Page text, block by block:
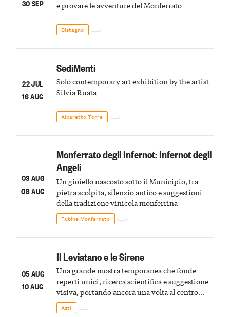
30 SEP e provare le avventure del Monferrato
Bistagno
22 JUL
16 AUG
SediMenti
Solo contemporary art exhibition by the artist
Silvia Ruata
Albaretto Torre
03 AUG
08 AUG
Monferrato degli Infernot: Infernot degli
Angeli
Un gioiello nascosto sotto il Municipio, tra
pietra scolpita, silenzio antico e suggestioni
della tradizione vinicola monferrina
Fubine Monferrato
05 AUG
10 AUG
Il Leviatano e le Sirene
Una grande mostra temporanea che fonde
reperti unici, ricerca scientifica e suggestione
visiva, portando ancora una volta al centro
della scena le meraviglie del passato astigiano
Asti